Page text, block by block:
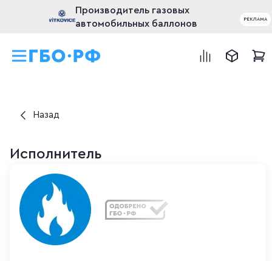
Производитель газовых
автомобильных баллонов
РЕКЛАМА
Назад
Исполнитель